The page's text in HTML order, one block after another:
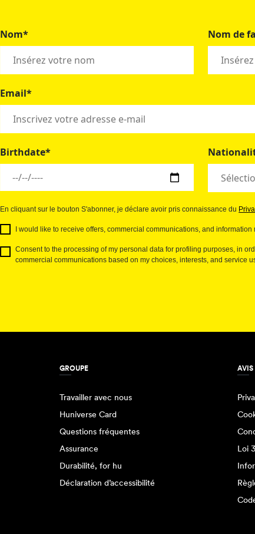
Nom* Nom de
Email*
Birthdate*
En cliquant sur le bouton S'abonner, je déclare avoir pris connaissance du
I would like to receive offers, commercial communications, and
Consent to the processing of my personal data for profiling purposes, in
commercial communications based on my choices, interests, and service
GROUPE
Travailler avec nous
Huniverse Card
Questions fréquentes
Assurance
Durabilité, for hu
Déclaration d’accessibilité
AVIS
Loi